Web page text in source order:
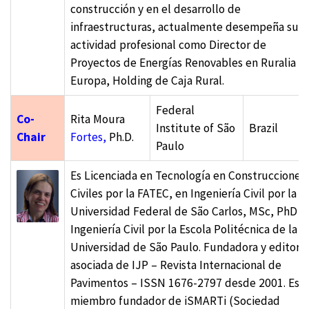
construcción y en el desarrollo de
infraestructuras, actualmente desempeña su
actividad profesional como Director de
Proyectos de Energías Renovables en Ruralia
Europa, Holding de Caja Rural.
Co-
Chair
Rita Moura
Fortes, Ph.D.
Federal
Institute of São
Paulo
Brazil
Es Licenciada en Tecnología en Construcciones
Civiles por la FATEC, en Ingeniería Civil por la
Universidad Federal de São Carlos, MSc, PhD
Ingeniería Civil por la Escola Politécnica de la
Universidad de São Paulo. Fundadora y editora
asociada de IJP – Revista Internacional de
Pavimentos – ISSN 1676-2797 desde 2001. Es
miembro fundador de iSMARTi (Sociedad